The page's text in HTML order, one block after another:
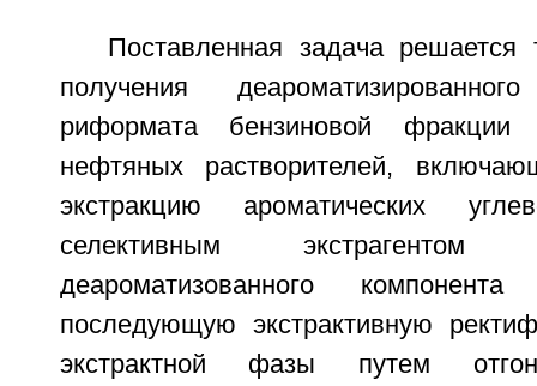
Поставленная задача
получения
риформата бензиновой фракции
нефтяных растворителей,
экстракцию ароматических
селективным
деароматизованного
последующую экстрактивную
экстрактной фазы путем